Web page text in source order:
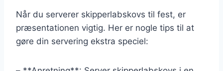
Når du serverer skipperlabskovs til fest, er
præsentationen vigtig. Her er nogle tips til at
gøre din servering ekstra speciel: